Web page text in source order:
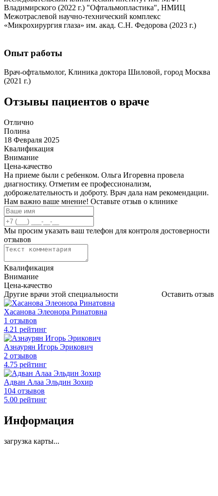
Владимирского (2022 г.) "Офтальмопластика", НМИЦ
Межотраслевой научно-технический комплекс
«Микрохирургия глаза» им. акад. С.Н. Федорова (2023 г.)
Опыт работы
Врач-офтальмолог, Клиника доктора Шиловой, город Москва
(2021 г.)
Отзывы пациентов о враче
Отлично
Полина
18 Февраля 2025
Квалификация
Внимание
Цена-качество
На приеме были с ребенком. Ольга Игоревна провела
диагностику. Отметим ее профессионализм,
доброжелательность и доброту. Врач дала нам рекомендации.
Нам важно ваше мнение! Оставьте отзыв о клинике
Мы просим указать ваш телефон для контроля достоверности
отзывов
Квалификация
Внимание
Цена-качество
Оставить отзыв
Другие врачи этой специальности
Хасанова Элеонора Ринатовна
1 отзывов
4.21 рейтинг
Азнаурян Игорь Эрикович
2 отзывов
4.75 рейтинг
Адван Алаа Эльдин Зохир
104 отзывов
5.00 рейтинг
Информация
загрузка карты...